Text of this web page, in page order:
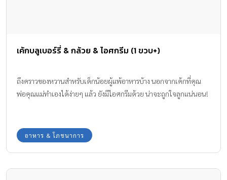
เค้กบลูเบอร์รี่ & กล้วย & ไอศกรีม (1 ขวบ+)
ถึงคราวของหวานสำหรับเด็กน้อยผู้แพ้อาหารบ้าง นอกจากเค้กที่คุณ
พ่อคุณแม่ทำเองได้ง่ายๆ แล้ว ยังมีไอศกรีมด้วย น่าจะถูกใจลูกแน่นอน!
อาหาร & โภชนาการ